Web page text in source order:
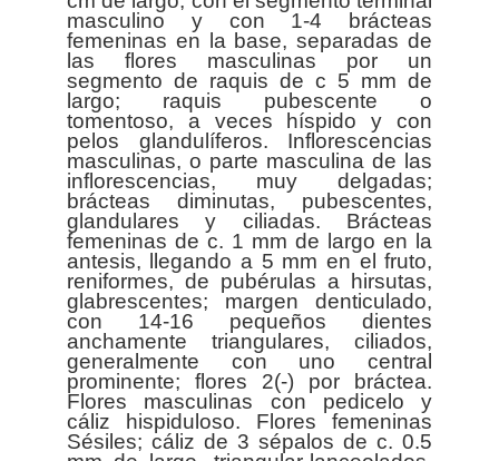
masculino y con 1-4 brácteas
femeninas en la base, separadas de
las flores masculinas por un
segmento de raquis de c 5 mm de
largo; raquis pubescente o
tomentoso, a veces híspido y con
pelos glandulíferos. Inflorescencias
masculinas, o parte masculina de las
inflorescencias, muy delgadas;
brácteas diminutas, pubescentes,
glandulares y ciliadas. Brácteas
femeninas de c. 1 mm de largo en la
antesis, llegando a 5 mm en el fruto,
reniformes, de pubérulas a hirsutas,
glabrescentes; margen denticulado,
con 14-16 pequeños dientes
anchamente triangulares, ciliados,
generalmente con uno central
prominente; flores 2(-) por bráctea.
Flores masculinas con pedicelo y
cáliz hispiduloso. Flores femeninas
Sésiles; cáliz de 3 sépalos de c. 0.5